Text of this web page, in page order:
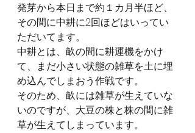
発芽から本日まで約１カ月半ほど、
その間に中耕に2回ほどはいってい
ただいてます。
中耕とは、畝の間に耕運機をかけ
て、まだ小さい状態の雑草を土に埋
め込んでしまおう作戦です。
そのため、畝には雑草が生えていな
いのですが、大豆の株と株の間に雑
草が生えてしまっています。